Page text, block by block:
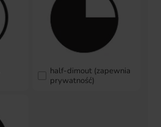
half-dimout (zapewnia
prywatność)